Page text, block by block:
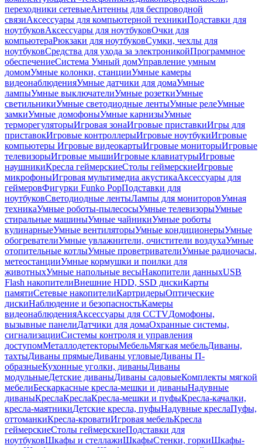
переходники сетевыеАнтенны для беспроводной
связиАксессуары для компьютерной техникиПодставки для
ноутбуковАксессуары для ноутбуковОчки для
компьютераРюкзаки для ноутбуковСумки, чехлы для
ноутбуковСредства для ухода за электроникойПрограммное
обеспечениеСистема Умный домУправление умным
домомУмные колонки, станцииУмные камеры
видеонаблюденияУмные датчики для домаУмные
лампыУмные выключателиУмные розеткиУмные
светильникиУмные светодиодные лентыУмные релеУмные
замкиУмные домофоныУмные карнизыУмные
терморегуляторыИгровая зонаИгровые приставкиИгры для
приставокИгровые контроллерыИгровые ноутбукиИгровые
компьютеры Игровые видеокартыИгровые мониторыИгровые
телевизорыИгровые мышиИгровые клавиатурыИгровые
наушникиКресла геймерскиеСтолы геймерскиеИгровые
микрофоныИгровая мультимедиа акустикаАксессуары для
геймеровФигурки Funko PopПодставки для
ноутбуковСветодиодные лентыЛампы для мониторовУмная
техникаУмные роботы-пылесосыУмные телевизорыУмные
стиральные машиныУмные чайникиУмные роботы
кулинарныеУмные вентиляторыУмные кондиционерыУмные
обогревателиУмные увлажнители, очистители воздухаУмные
отопительные котлыУмные проветривателиУмные радиочасы,
метеостанцииУмные кормушки и поилки для
животныхУмные напольные весыНакопители данныхUSB
Flash накопителиВнешние HDD, SSD дискиКарты
памятиСетевые накопителиКартридерыОптические
дискиНаблюдение и безопасностьКамеры
видеонаблюденияАксессуары для CCTVДомофоны,
вызывные панелиДатчики для домаОхранные системы,
сигнализацииСистемы контроля и управления
доступомМеталлодетекторыМебельМягкая мебельДиваны,
тахтыДиваны прямыеДиваны угловыеДиваны П-
образныеКухонные уголки, диваныДиваны
модульныеДетские диваныДиваны садовыеКомплекты мягкой
мебелиБескаркасные кресла-мешки и диваныНадувные
диваныКреслаКреслаКресла-мешки и пуфыКресла-качалки,
кресла-маятникиДетские кресла, пуфыНадувные креслаПуфы,
оттоманкиКресла-кроватиИгровая мебельКресла
геймерскиеСтолы геймерскиеПодставки для
ноутбуковШкафы и стеллажиШкафыСтенки, горкиШкафы-